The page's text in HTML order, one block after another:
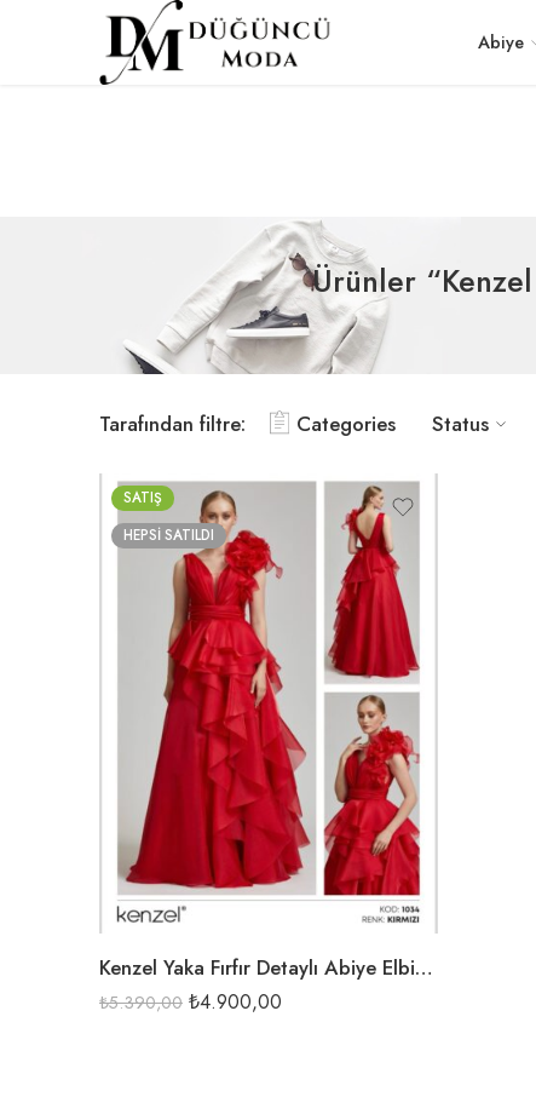
Abiye
Ürünler
Tarafından filtre: Categories Status
SATIŞ
HEPSI SATILDI
Kenzel Yaka Fırfır Detaylı Abiye Elbise-1034
₺5.390,00 ₺4.900,00